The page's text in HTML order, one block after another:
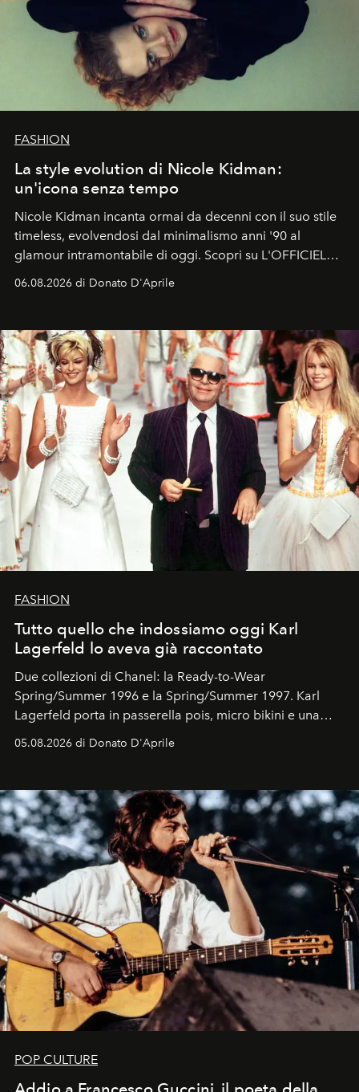
FASHION
La style evolution di Nicole Kidman:
un'icona senza tempo
Nicole Kidman incanta ormai da decenni con il suo stile
timeless, evolvendosi dal minimalismo anni '90 al
glamour intramontabile di oggi. Scopri su L'OFFICIEL
Italia la sua style evolution.
06.08.2026 di Donato D'Aprile
FASHION
Tutto quello che indossiamo oggi Karl
Lagerfeld lo aveva già raccontato
Due collezioni di Chanel: la Ready-to-Wear
Spring/Summer 1996 e la Spring/Summer 1997. Karl
Lagerfeld porta in passerella pois, micro bikini e una
logomania pensata per la spiaggia
Kate, Claudia e Carla una dietro l'altra. Trent'anni dopo,
uno dei documenti più contemporanei che abbiamo.
05.08.2026 di Donato D'Aprile
POP CULTURE